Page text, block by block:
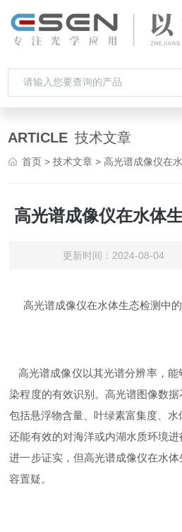
ARTICLE 技术文章
首页 >技术文章 > 高光谱成像仪在
高光谱成像仪在水体
更新时间：2024-08-04
高光谱成像仪在水体生态检测中
高光谱成像仪以其光谱分辨率，
染程度的有效识别。高光谱图像数据
包括悬浮物含量、叶绿素富集度、水
还能有效的对海洋或内湖水质环境
进一步证实，但高光谱成像仪在水
容置疑。